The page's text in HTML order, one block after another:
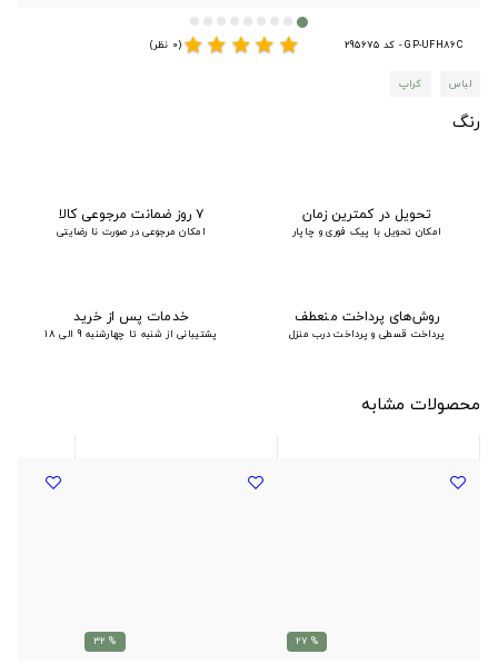
GP-UFH86C - کد 295675 star
star
star
star
star(0 نظر)
لباس کراپ
رنگ
تحویل در کمترین زمان
امکان تحویل با پیک فوری و چاپار
۷ روز ضمانت مرجوعی کالا
امکان مرجوعی در صورت نا رضایتی
روش‌های پرداخت منعطف
پرداخت قسطی و پرداخت درب منزل
خدمات پس از خرید
پشتیبانی از شنبه تا چهارشنبه 9 الی 18
محصولات مشابه
% 27
% 32